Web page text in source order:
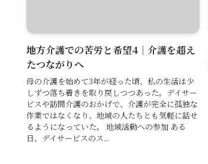
地方介護での苦労と希望4｜介護を超え
たつながりへ
母の介護を始めて3年が経った頃、私の生活は少
しずつ落ち着きを取り戻しつつあった。デイサー
ビスや訪問介護のおかげで、介護が完全に孤独な
作業ではなくなり、地域の人たちとも気軽に話せ
るようになっていた。 地域活動への参加 ある
日、デイサービスのス...